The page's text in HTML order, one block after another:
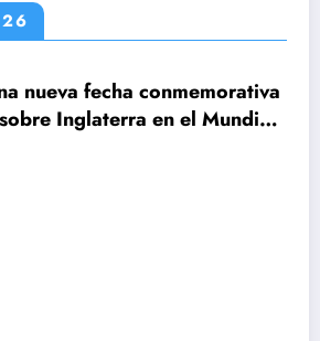
conmemorativa
en el Mundial